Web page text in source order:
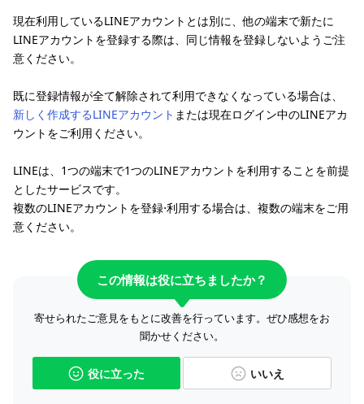
現在利用しているLINEアカウントとは別に、他の端末で新たに
LINEアカウントを登録する際は、同じ情報を登録しないようご注
意ください。
既に登録情報が全て解除されて利用できなくなっている場合は、
新しく作成するLINEアカウント または現在ログイン中のLINEアカ
ウントをご利用ください。
LINEは、1つの端末で1つのLINEアカウントを利用することを前提
としたサービスです。
複数のLINEアカウントを登録⋅利用する場合は、複数の端末をご用
意ください。
この情報は役に立ちましたか？
寄せられたご意見をもとに改善を行っています。ぜひ感想をお
聞かせください。
役に立った いいえ